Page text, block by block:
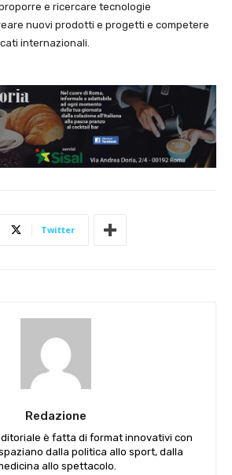
e ricercare tecnologie
nuovi prodotti e progetti e competere
internazionali.
Twitter
Redazione
è fatta di format innovativi con
dalla politica allo sport, dalla
allo spettacolo.